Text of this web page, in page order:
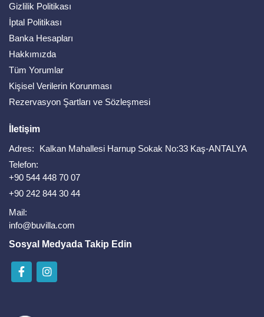
Gizlilik Politikası
İptal Politikası
Banka Hesapları
Hakkımızda
Tüm Yorumlar
Kişisel Verilerin Korunması
Rezervasyon Şartları ve Sözleşmesi
İletişim
Adres:
Kalkan Mahallesi Harnup Sokak No:33 Kaş-ANTALYA
Telefon:
+90 544 448 70 07
+90 242 844 30 44
Mail:
info@buvilla.com
Sosyal Medyada Takip Edin